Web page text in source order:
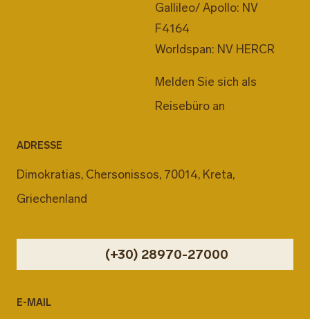
Gallileo/ Apollo: NV
F4164
Worldspan: NV HERCR
Melden Sie sich als
Reisebüro an
ADRESSE
Dimokratias, Chersonissos, 70014, Kreta,
Griechenland
(+30) 28970-27000
E-MAIL